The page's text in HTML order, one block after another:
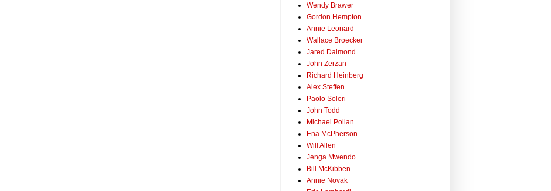
Wendy Brawer
Gordon Hempton
Annie Leonard
Wallace Broecker
Jared Daimond
John Zerzan
Richard Heinberg
Alex Steffen
Paolo Soleri
John Todd
Michael Pollan
Ena McPherson
Will Allen
Jenga Mwendo
Bill McKibben
Annie Novak